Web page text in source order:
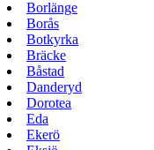
Borlänge
Borås
Botkyrka
Bräcke
Båstad
Danderyd
Dorotea
Eda
Ekerö